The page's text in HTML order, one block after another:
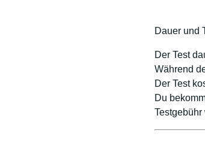
Dauer und
Der Test
Während
Der Test
Du